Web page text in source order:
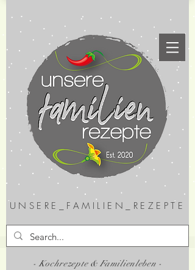
UNSERE_FAMILIEN_REZEPTE
- Kochrezepte & Familienleben -